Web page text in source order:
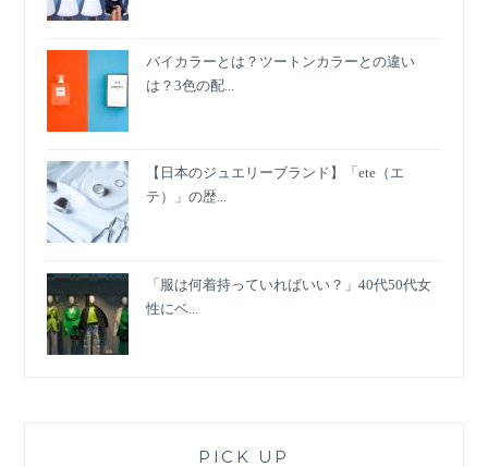
バイカラーとは？ツートンカラーとの違い
は？3色の配...
【日本のジュエリーブランド】「ete（エ
テ）」の歴...
「服は何着持っていればいい？」40代50代女
性にベ...
PICK UP